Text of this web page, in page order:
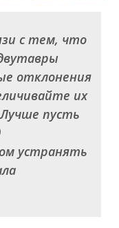
с тем, что
отклонения
их
пусть
устранять